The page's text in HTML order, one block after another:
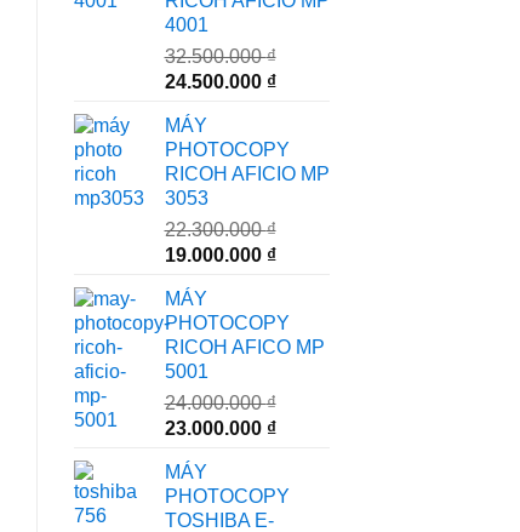
4001
32.500.000₫
Giá
là:
32.500.000 ₫.
24.500.000 ₫Giá
là:
24.500.000 ₫.
MÁY
PHOTOCOPY
RICOH AFICIO MP
3053
22.300.000₫
Giá
là:
22.300.000 ₫.
19.000.000 ₫Giá
là:
19.000.000 ₫.
MÁY
PHOTOCOPY
RICOH AFICO MP
5001
24.000.000₫
Giá
là:
24.000.000 ₫.
23.000.000 ₫Giá
là:
MÁY
PHOTOCOPY
TOSHIBA E-